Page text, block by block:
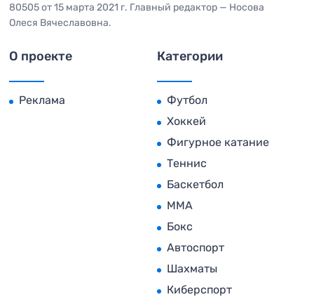
80505 от 15 марта 2021 г. Главный редактор — Носова
Олеся Вячеславовна.
О проекте
Реклама
Категории
Футбол
Хоккей
Фигурное катание
Теннис
Баскетбол
MMA
Бокс
Автоспорт
Шахматы
Киберспорт